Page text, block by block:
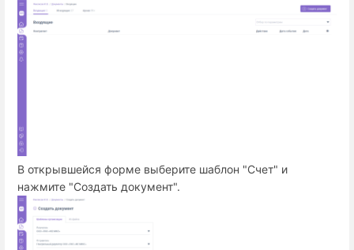
В открывшейся форме выберите шаблон "Счет" и
нажмите "Создать документ".